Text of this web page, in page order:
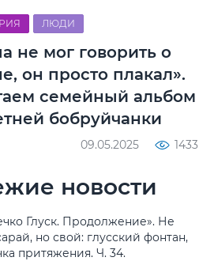
ЛЮДИ
не мог говорить о
он просто плакал».
семейный альбом
бобруйчанки
09.05.2025 1433
новости
Глуск. Продолжение». Не
но свой: глусский фонтан,
притяжения. Ч. 34.